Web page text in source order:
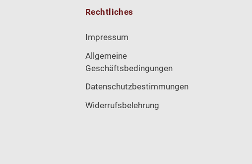
Rechtliches
Impressum
Allgemeine
Geschäftsbedingungen
Datenschutzbestimmungen
Widerrufsbelehrung